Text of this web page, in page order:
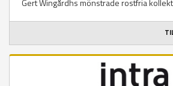
Gert Wingårdhs mönstrade rostfria